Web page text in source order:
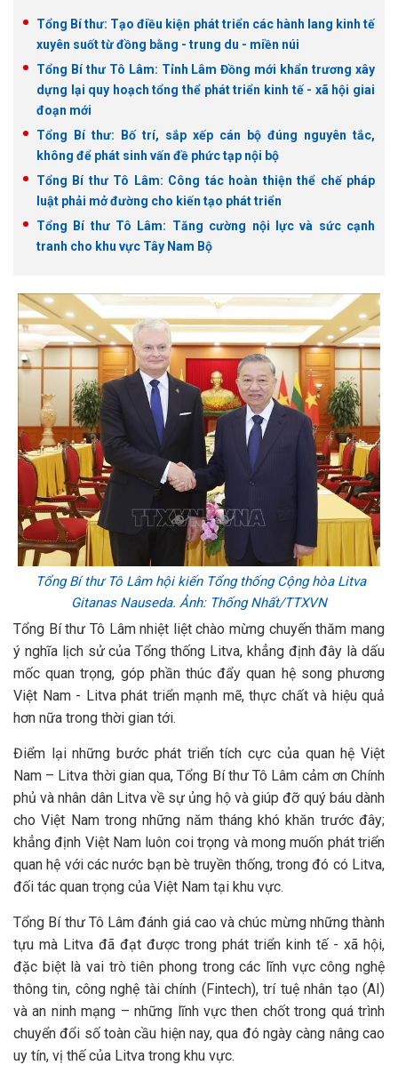
Tổng Bí thư: Tạo điều kiện phát triển các hành lang kinh tế
xuyên suốt từ đồng bằng - trung du - miền núi
Tổng Bí thư Tô Lâm: Tỉnh Lâm Đồng mới khẩn trương xây
dựng lại quy hoạch tổng thể phát triển kinh tế - xã hội giai
đoạn mới
Tổng Bí thư: Bố trí, sắp xếp cán bộ đúng nguyên tắc,
không để phát sinh vấn đề phức tạp nội bộ
Tổng Bí thư Tô Lâm: Công tác hoàn thiện thể chế pháp
luật phải mở đường cho kiến tạo phát triển
Tổng Bí thư Tô Lâm: Tăng cường nội lực và sức cạnh
tranh cho khu vực Tây Nam Bộ
Tổng Bí thư Tô Lâm hội kiến Tổng thống Cộng hòa Litva
Gitanas Nauseda. Ảnh: Thống Nhất/TTXVN
Tổng Bí thư Tô Lâm nhiệt liệt chào mừng chuyến thăm mang
ý nghĩa lịch sử của Tổng thống Litva, khẳng định đây là dấu
mốc quan trọng, góp phần thúc đẩy quan hệ song phương
Việt Nam - Litva phát triển mạnh mẽ, thực chất và hiệu quả
hơn nữa trong thời gian tới.
Điểm lại những bước phát triển tích cực của quan hệ Việt
Nam – Litva thời gian qua, Tổng Bí thư Tô Lâm cảm ơn Chính
phủ và nhân dân Litva về sự ủng hộ và giúp đỡ quý báu dành
cho Việt Nam trong những năm tháng khó khăn trước đây;
khẳng định Việt Nam luôn coi trọng và mong muốn phát triển
quan hệ với các nước bạn bè truyền thống, trong đó có Litva,
đối tác quan trọng của Việt Nam tại khu vực.
Tổng Bí thư Tô Lâm đánh giá cao và chúc mừng những thành
tựu mà Litva đã đạt được trong phát triển kinh tế - xã hội,
đặc biệt là vai trò tiên phong trong các lĩnh vực công nghệ
thông tin, công nghệ tài chính (Fintech), trí tuệ nhân tạo (AI)
và an ninh mạng – những lĩnh vực then chốt trong quá trình
chuyển đổi số toàn cầu hiện nay, qua đó ngày càng nâng cao
uy tín, vị thế của Litva trong khu vực.